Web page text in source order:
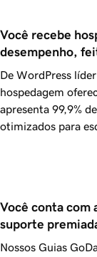
Você recebe
desempenho,
De WordPress
hospedagem
apresenta 99,9%
otimizados para
Você conta com
suporte
Nossos Guias